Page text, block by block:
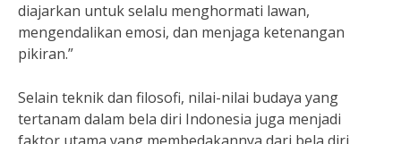
diajarkan untuk selalu menghormati lawan,
mengendalikan emosi, dan menjaga ketenangan
pikiran.”
Selain teknik dan filosofi, nilai-nilai budaya yang
tertanam dalam bela diri Indonesia juga menjadi